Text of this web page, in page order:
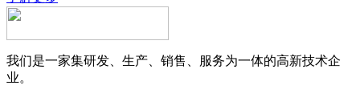
我们是一家集研发、生产、销售、服务为一体的高新技术企
业。